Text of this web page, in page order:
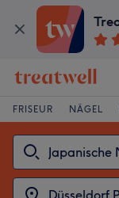
FRISEUR NÄGEL